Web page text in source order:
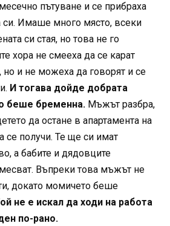
пътуване и се прибраха
си. Имаше много място, всеки
си стая, но това не го
хора не смееха да се карат
но и не можеха да говорят и се
И тогава дойде добрата
беше бременна. Мъжът разбра,
да остане в апартамента на
се получи. Те ще си имат
а бабите и дядовците
Въпреки това мъжът не
докато момичето беше
не е искал да ходи на работа
по-рано.